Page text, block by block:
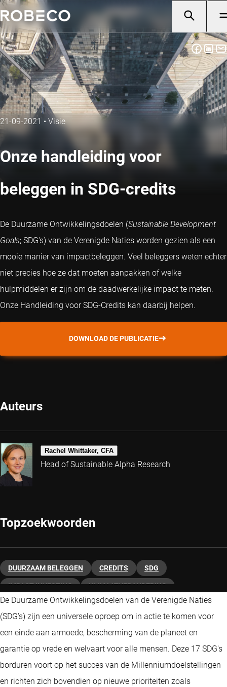
21-09-2021 • Visie
Onze handleiding voor
beleggen in SDG-credits
De Duurzame Ontwikkelingsdoelen (Sustainable Development
Goals; SDG's) van de Verenigde Naties worden gezien als een
mooie manier van impactbeleggen. Veel beleggers weten echter
niet precies hoe ze dat moeten aanpakken of welke
hulpmiddelen er zijn om de daadwerkelijke impact te meten.
Onze Handleiding voor SDG-Credits kan daarbij helpen.
DOWNLOAD DE PUBLICATIE
Auteurs
Rachel Whittaker, CFA
Head of Sustainable Alpha Research
Topzoekwoorden
DUURZAAM BELEGGEN CREDITS SDG
IMPACT INVESTING KLIMAATVERANDERING
VASTRENTEND ESG
De Duurzame Ontwikkelingsdoelen van de Verenigde Naties
(SDG's) zijn een universele oproep om in actie te komen voor
een einde aan armoede, bescherming van de planeet en
garantie op vrede en welvaart voor alle mensen. Deze 17 SDG's
borduren voort op het succes van de Millenniumdoelstellingen
en richten zich bovendien op nieuwe prioriteiten zoals